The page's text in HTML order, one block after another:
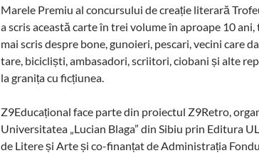
Marele Premiu al concursului de creație literară
a scris această carte în trei volume în aproape 10 ani,
mai scris despre bone, gunoieri, pescari, vecini care
tare, bicicliști, ambasadori, scriitori, ciobani și alte
la granița cu ficțiunea.
Z9Educațional face parte din proiectul Z9Retro,
Universitatea „Lucian Blaga” din Sibiu prin Editura
de Litere și Arte și co-finanțat de Administrația